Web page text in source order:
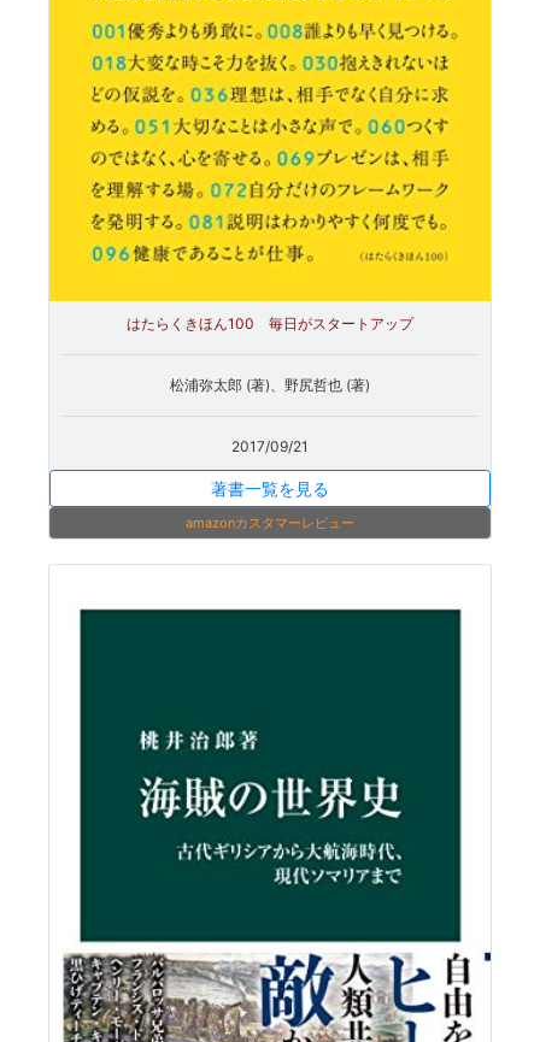
はたらくきほん100 毎日がスタートアップ
松浦弥太郎 (著)、野尻哲也 (著)
2017/09/21
著書一覧を見る
amazonカスタマーレビュー